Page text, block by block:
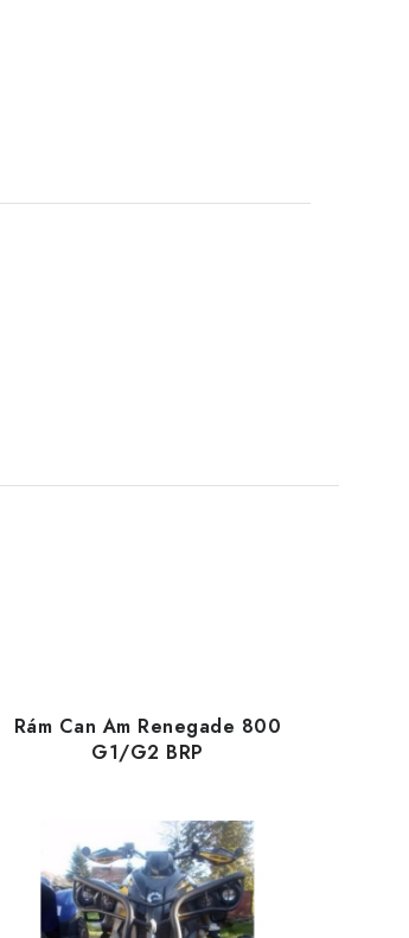
Rám Can Am Renegade 800
G1/G2 BRP